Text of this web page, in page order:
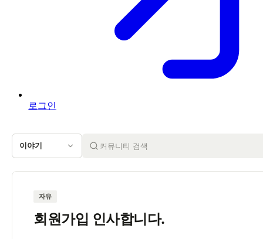
로그인
이야기
자유
회원가입 인사합니다.